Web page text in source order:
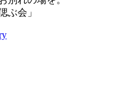
ぶ会」